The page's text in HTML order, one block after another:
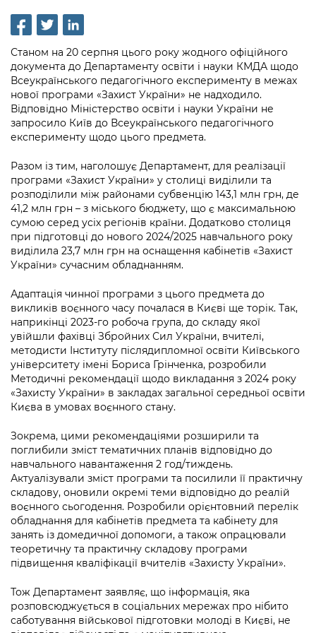
Проєкти розпоряджень, що
перебувають на погодженні КМВА
Рішення Київради
Контактна інформація
Графік роботи та прийому громадян
Вакансії
Статистика
Звернення громадян
Регуляторна діяльність
Промисловість і наука Києва
Підприємства, установи, організації
Kyiv International Relations
Річні звіти
Гендерна політика
Безбар'єрність
Київська міська військова адміністрація
Освіта та навчальні заклади
Навколишнє середовище міста
Містобудування та земельні ділянки
Культура, спорт, дозвілля
Бізнес та ліцензування
Фінанси та бюджет
Безпека та правопорядок
Ритуальні послуги
Пам'ятки культурної спадщини
Портал Захисників та Захисниць
Безбар'єрність
Портал послуг
Важливе під час воєнного стану
Громадська експертиза
Консультації з громадськістю
Громадська рада
Петиції
Відкритий бюджет
Контактний центр
Допомога учасникам АТО
Рада з питань внутрішньо переміщених
осіб при Київській міській військовій
«Ініціатива «Партнерство «Відкритий
Уряд» – місцевий рівень»
Важливе під час воєнного стану
Інформація з обмеженим доступом
Подати запит онлайн
Проекти нормативно-правових та
інших актів
Нормативна база
Питання і відповіді про публічну
інформацію
Порядок оскарження рішень, дій чи
бездіяльності розпорядників інформації
Звіти про опрацювання запитів на
публічну інформацію
Інформація для споживачів
Про відкриті дані
Портал даних Києва
Публічні дашборди
Медіагалерея
Підписатися на новини та анонси від
КМДА / Subscribe to announcements
from the KCSA
Порядок акредитації медіа /
Accreditation process
Submitting a media request
Зйомки в лікарнях в умовах воєнного
стану / Rules for media coverage of
hospitals at work under martial law
Контакти для медіа / Contacts for mass
media
Портал Послуг
Станом на 20 серпня цього року жодного офіційного
документа до Департаменту освіти і науки КМДА щодо
Всеукраїнського педагогічного експерименту в межах
нової програми «Захист України» не надходило.
Відповідно Міністерство освіти і науки України не
запросило Київ до Всеукраїнського педагогічного
експерименту щодо цього предмета.
Разом із тим, наголошує Департамент, для реалізації
програми «Захист України» у столиці виділили та
розподілили між районами субвенцію 143,1 млн грн, де
41,2 млн грн – з міського бюджету, що є максимальною
сумою серед усіх регіонів країни. Додатково столиця
при підготовці до нового 2024/2025 навчального року
виділила 23,7 млн грн на оснащення кабінетів «Захист
України» сучасним обладнанням.
Адаптація чинної програми з цього предмета до
викликів воєнного часу почалася в Києві ще торік. Так,
наприкінці 2023-го робоча група, до складу якої
увійшли фахівці Збройних Сил України, вчителі,
методисти Інституту післядипломної освіти Київського
університету імені Бориса Грінченка, розробили
Методичні рекомендації щодо викладання з 2024 року
«Захисту України» в закладах загальної середньої освіти
Києва в умовах воєнного стану.
Зокрема, цими рекомендаціями розширили та
поглибили зміст тематичних планів відповідно до
навчального навантаження 2 год/тиждень.
Актуалізували зміст програми та посилили її практичну
складову, оновили окремі теми відповідно до реалій
воєнного сьогодення. Розробили орієнтовний перелік
обладнання для кабінетів предмета та кабінету для
занять із домедичної допомоги, а також опрацювали
теоретичну та практичну складову програми
підвищення кваліфікації вчителів «Захисту України».
Тож Департамент заявляє, що інформація, яка
розповсюджується в соціальних мережах про нібито
саботування військової підготовки молоді в Києві, не